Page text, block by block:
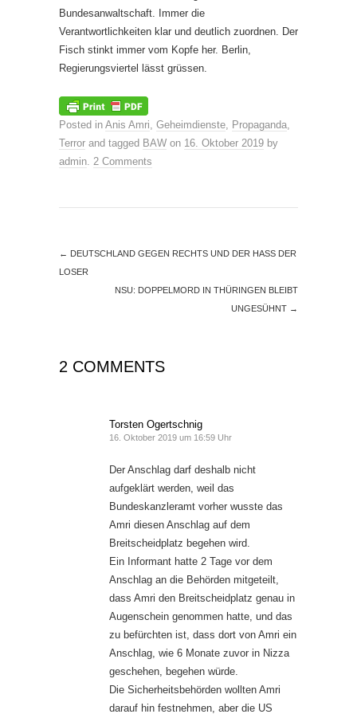
Bundesanwaltschaft. Immer die
Verantwortlichkeiten klar und deutlich zuordnen. Der
Fisch stinkt immer vom Kopfe her. Berlin,
Regierungsviertel lässt grüssen.
Posted in Anis Amri Geheimdienste Propaganda
Terror and tagged BAW on 16. Oktober 2019 by
admin 2 Comments
← DEUTSCHLAND GEGEN RECHTS UND DER HASS DER
LOSER
NSU: DOPPELMORD IN THÜRINGEN BLEIBT
UNGESÜHNT →
2 COMMENTS
Torsten Ogertschnig
16. Oktober 2019 um 16:59 Uhr
Der Anschlag darf deshalb nicht
aufgeklärt werden, weil das
Bundeskanzleramt vorher wusste das
Amri diesen Anschlag auf dem
Breitscheidplatz begehen wird.
Ein Informant hatte 2 Tage vor dem
Anschlag an die Behörden mitgeteilt,
dass Amri den Breitscheidplatz genau in
Augenschein genommen hatte, und das
zu befürchten ist, dass dort von Amri ein
Anschlag, wie 6 Monate zuvor in Nizza
geschehen, begehen würde.
Die Sicherheitsbehörden wollten Amri
darauf hin festnehmen, aber die US